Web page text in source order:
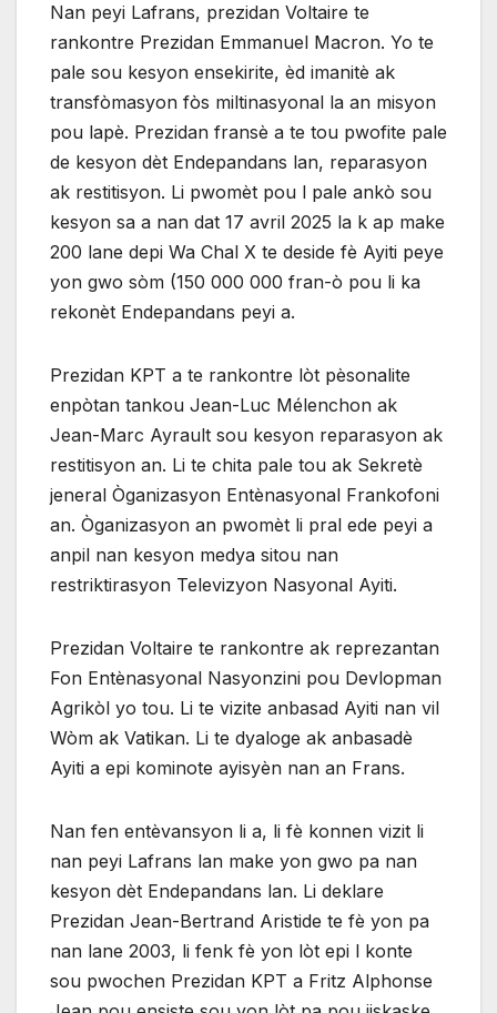
Nan peyi Lafrans, prezidan Voltaire te
rankontre Prezidan Emmanuel Macron. Yo te
pale sou kesyon ensekirite, èd imanitè ak
transfòmasyon fòs miltinasyonal la an misyon
pou lapè. Prezidan fransè a te tou pwofite pale
de kesyon dèt Endepandans lan, reparasyon
ak restitisyon. Li pwomèt pou l pale ankò sou
kesyon sa a nan dat 17 avril 2025 la k ap make
200 lane depi Wa Chal X te deside fè Ayiti peye
yon gwo sòm (150 000 000 fran-ò pou li ka
rekonèt Endepandans peyi a.
Prezidan KPT a te rankontre lòt pèsonalite
enpòtan tankou Jean-Luc Mélenchon ak
Jean-Marc Ayrault sou kesyon reparasyon ak
restitisyon an. Li te chita pale tou ak Sekretè
jeneral Òganizasyon Entènasyonal Frankofoni
an. Òganizasyon an pwomèt li pral ede peyi a
anpil nan kesyon medya sitou nan
restriktirasyon Televizyon Nasyonal Ayiti.
Prezidan Voltaire te rankontre ak reprezantan
Fon Entènasyonal Nasyonzini pou Devlopman
Agrikòl yo tou. Li te vizite anbasad Ayiti nan vil
Wòm ak Vatikan. Li te dyaloge ak anbasadè
Ayiti a epi kominote ayisyèn nan an Frans.
Nan fen entèvansyon li a, li fè konnen vizit li
nan peyi Lafrans lan make yon gwo pa nan
kesyon dèt Endepandans lan. Li deklare
Prezidan Jean-Bertrand Aristide te fè yon pa
nan lane 2003, li fenk fè yon lòt epi l konte
sou pwochen Prezidan KPT a Fritz Alphonse